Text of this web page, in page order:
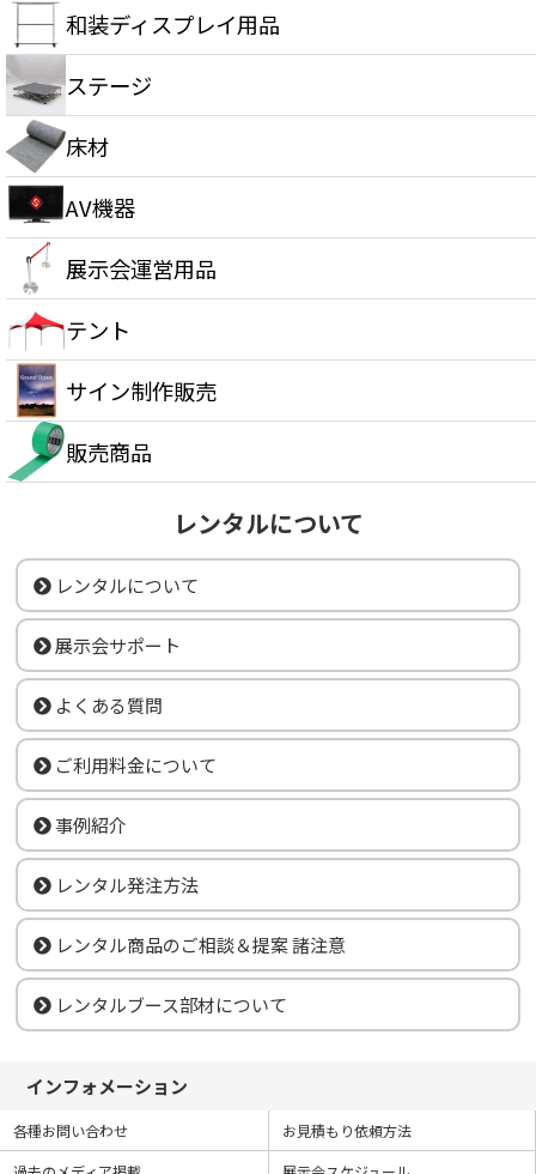
和装ディスプレイ用品
ステージ
床材
AV機器
展示会運営用品
テント
サイン制作販売
販売商品
レンタルについて
レンタルについて
展示会サポート
よくある質問
ご利用料金について
事例紹介
レンタル発注方法
レンタル商品のご相談＆提案 諸注意
レンタルブース部材について
インフォメーション
各種お問い合わせ
お見積もり依頼方法